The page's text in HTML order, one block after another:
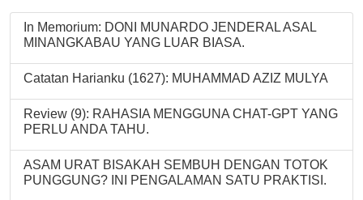
In Memorium: DONI MUNARDO JENDERAL ASAL
MINANGKABAU YANG LUAR BIASA.
Catatan Harianku (1627): MUHAMMAD AZIZ MULYA
Review (9): RAHASIA MENGGUNA CHAT-GPT YANG
PERLU ANDA TAHU.
ASAM URAT BISAKAH SEMBUH DENGAN TOTOK
PUNGGUNG? INI PENGALAMAN SATU PRAKTISI.